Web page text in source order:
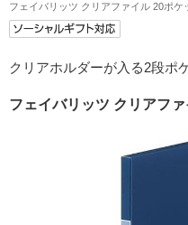
フェイバリッツ クリアファイル 20ポケ
クリアホルダーが入る2段ポ
フェイバリッツ クリアフ